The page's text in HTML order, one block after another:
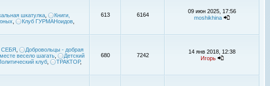
шкатулка
Книги,
Клуб ГУРМАНоидов
613 6164
09 июн 2025, 17:56
moshikhina
СЕБЯ
Добровольцы - добрая
весело шагать
Детский
клуб ТРАКТОР,
680 7242
14 янв 2018, 12:38
Игорь